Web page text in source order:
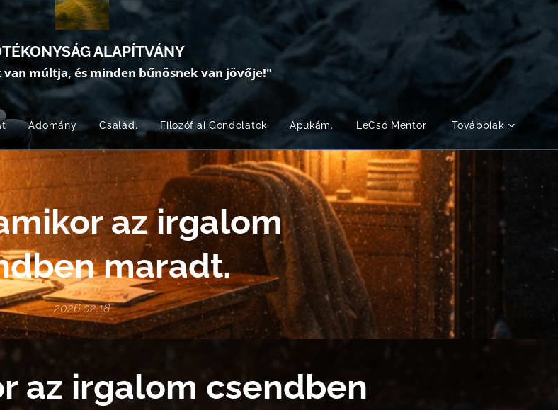
ALAPÍTVÁNY
van múltja, és minden bűnösnek van jövője!"
Adomány Család. Filozófiai Gondolatok Apukám. LeCsó Mentor Továbbiak
az irgalom
maradt.
2026.02.18
az irgalom csendben